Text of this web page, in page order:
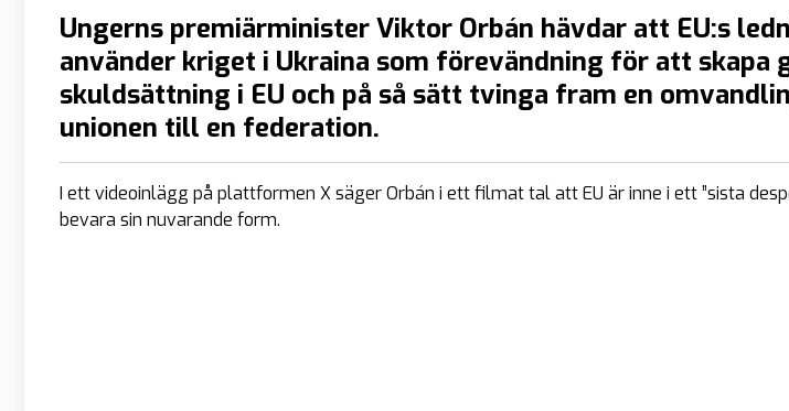
Ungerns premiärminister Viktor Orbán hävdar att EU:s
använder kriget i Ukraina som förevändning för att skapa
skuldsättning i EU och på så sätt tvinga fram en
unionen till en federation.
I ett videoinlägg på plattformen X säger Orbán i ett filmat tal att EU är inne i ett ”sista
bevara sin nuvarande form.